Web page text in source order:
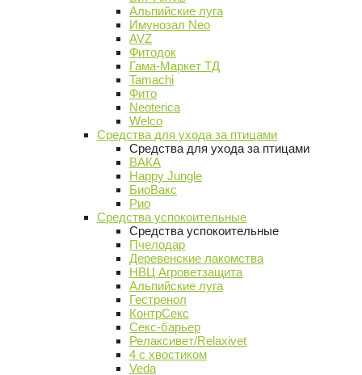
Альпийские луга
Имунозал Neo
AVZ
Фитодок
Гама-Маркет ТД
Tamachi
Фито
Neoterica
Welco
Средства для ухода за птицами
Средства для ухода за птицами
ВАКА
Happy Jungle
БиоВакс
Рио
Средства успокоительные
Средства успокоительные
Пчелодар
Деревенские лакомства
НВЦ Агроветзащита
Альпийские луга
Гестренол
КонтрСекс
Секс-барьер
Релаксивет/Relaxivet
4 с хвостиком
Veda